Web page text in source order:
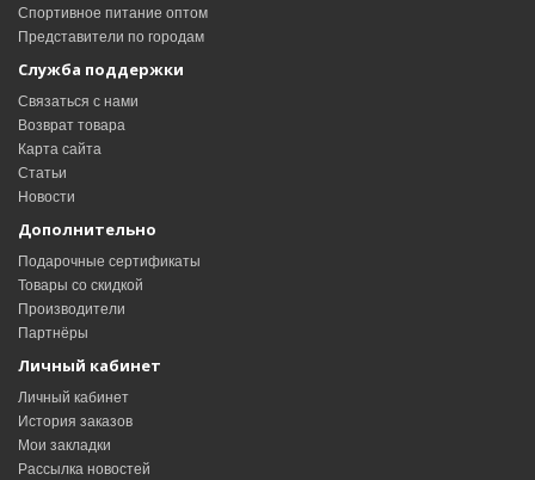
Спортивное питание оптом
Представители по городам
Служба поддержки
Связаться с нами
Возврат товара
Карта сайта
Статьи
Новости
Дополнительно
Подарочные сертификаты
Товары со скидкой
Производители
Партнёры
Личный кабинет
Личный кабинет
История заказов
Мои закладки
Рассылка новостей